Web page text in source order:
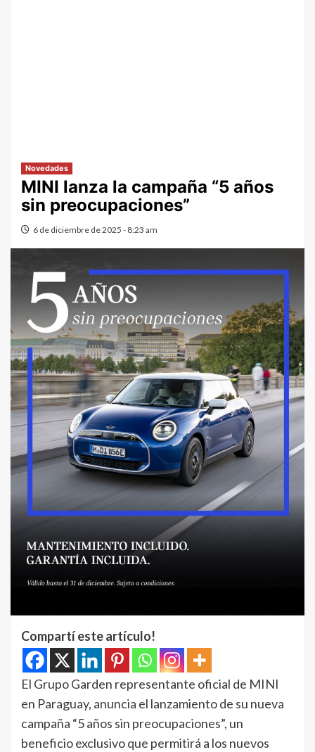
Novedades
MINI lanza la campaña “5 años
sin preocupaciones”
6 de diciembre de 2025 - 8:23 am
Compartí este artículo!
El Grupo Garden representante oficial de MINI
en Paraguay, anuncia el lanzamiento de su nueva
campaña “5 años sin preocupaciones”, un
beneficio exclusivo que permitirá a los nuevos